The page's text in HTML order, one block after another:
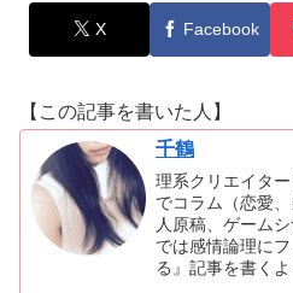
X Facebook
【この記事を書いた人】
千鶴
理系クリエイタ
でコラム（恋愛
人原稿、ゲーム
では感情論理に
る』記事を書くよ